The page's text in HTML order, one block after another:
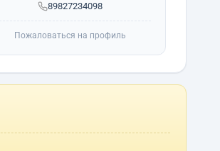
89827234098
Пожаловаться на профиль